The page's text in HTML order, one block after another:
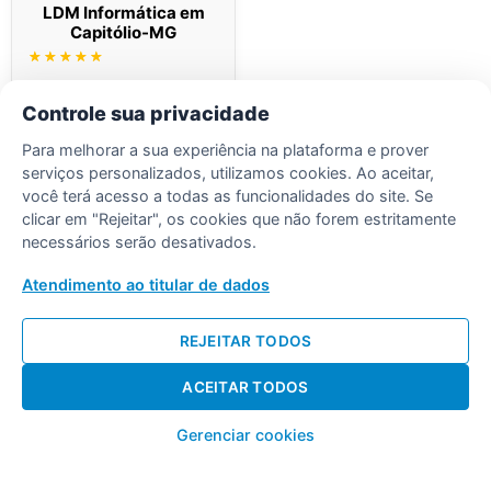
LDM Informática em
Capitólio-MG
de 5
Ler mais
Desenvolvido por Diogo Soares
Controle sua privacidade
Para melhorar a sua experiência na plataforma e prover
serviços personalizados, utilizamos cookies. Ao aceitar,
você terá acesso a todas as funcionalidades do site. Se
clicar em "Rejeitar", os cookies que não forem estritamente
necessários serão desativados.
Atendimento ao titular de dados
Gerenciar cookies
REJEITAR TODOS
ACEITAR TODOS